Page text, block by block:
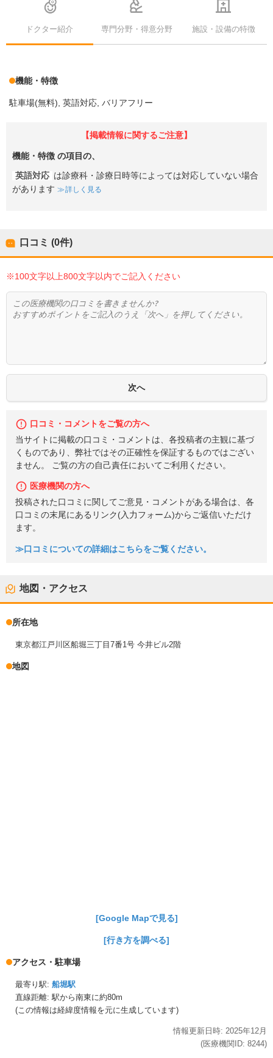
ドクター紹介 専門分野・得意分野 施設・設備の特徴
機能・特徴
駐車場(無料) 英語対応 バリアフリー
【掲載情報に関するご注意】
機能・特徴 の項目の、
英語対応 は診療科・診療日時等によっては対応していない場合
があります
詳しく見る
口コミ (0件)
※100文字以上800文字以内でご記入ください
口コミ・コメントをご覧の方へ
当サイトに掲載の口コミ・コメントは、各投稿者の主観に基づ
くものであり、弊社ではその正確性を保証するものではござい
ません。 ご覧の方の自己責任においてご利用ください。
医療機関の方へ
投稿された口コミに関してご意見・コメントがある場合は、各
口コミの末尾にあるリンク(入力フォーム)からご返信いただけ
ます。
≫口コミについての詳細はこちらをご覧ください。
地図・アクセス
所在地
東京都江戸川区船堀三丁目7番1号 今井ビル2階
地図
[Google Mapで見る]
[行き方を調べる]
アクセス・駐車場
最寄り駅: 船堀駅
直線距離: 駅から南東に約80m
(この情報は経緯度情報を元に生成しています)
情報更新日時: 2025年12月
(医療機関ID: 8244)